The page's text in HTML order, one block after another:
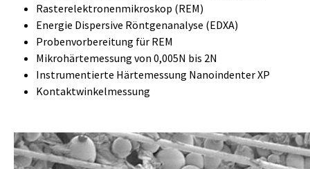
Rasterelektronenmikroskop (REM)
Energie Dispersive Röntgenanalyse (EDXA)
Probenvorbereitung für REM
Mikrohärtemessung von 0,005N bis 2N
Instrumentierte Härtemessung Nanoindenter XP
Kontaktwinkelmessung